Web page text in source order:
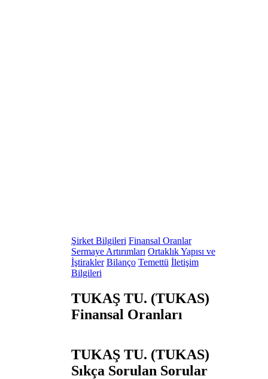
Şirket Bilgileri Finansal Oranlar
Sermaye Artırımları Ortaklık Yapısı ve
İştirakler Bilanço Temettü İletişim
Bilgileri
TUKAŞ TU. (TUKAS)
Finansal Oranları
TUKAŞ TU. (TUKAS)
Sıkça Sorulan Sorular